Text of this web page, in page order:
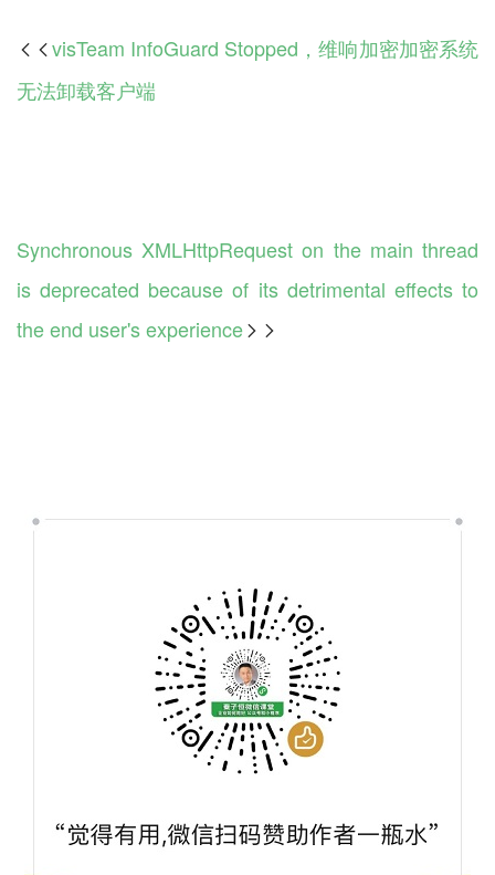
 visTeam InfoGuard Stopped，维响加密加密系统
无法卸载客户端
Synchronous XMLHttpRequest on the main thread
is deprecated because of its detrimental effects to
the end user's experience 